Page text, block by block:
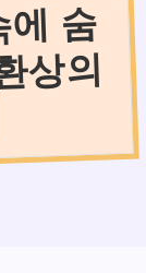
에 숨
상의